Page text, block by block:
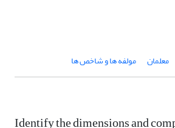
معلمان مولفه ها و شاخص ها
Identify the dimensions and